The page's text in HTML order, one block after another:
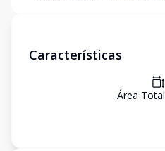
Características
Área Total